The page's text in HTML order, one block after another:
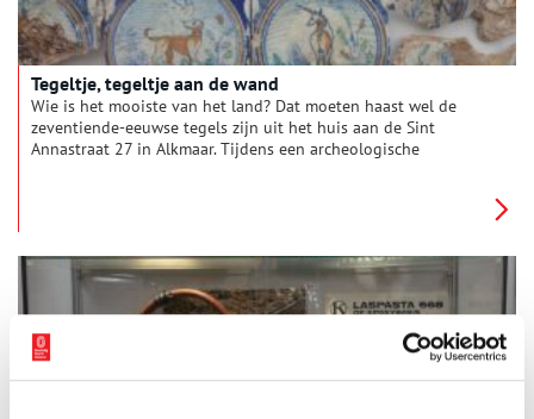
Tegeltje, tegeltje aan de wand
Wie is het mooiste van het land? Dat moeten haast wel de
zeventiende-eeuwse tegels zijn uit het huis aan de Sint
Annastraat 27 in Alkmaar. Tijdens een archeologische
periode werden met name plinten, vuurplaatsen en keukens
betegeld. Dat maakt de vindplaats, in een kleine kelder onder
een bedstede, extra raadselachtig…